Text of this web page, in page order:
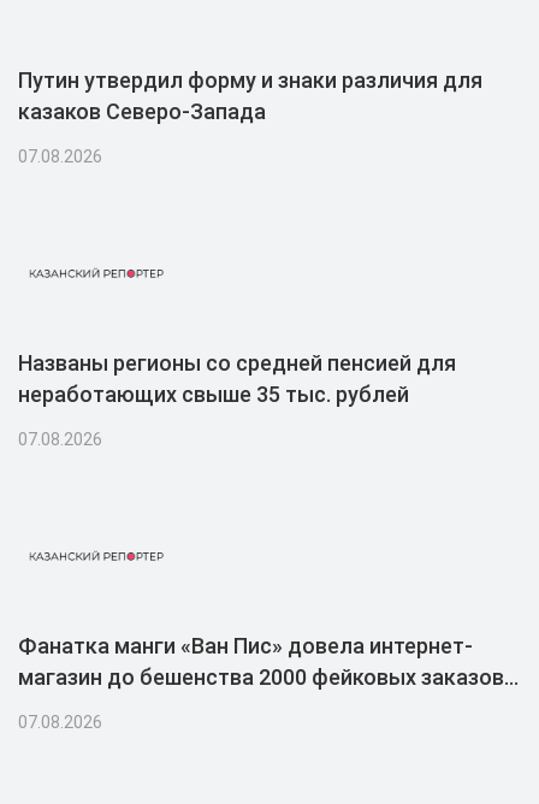
Путин утвердил форму и знаки различия для
казаков Северо-Запада
07.08.2026
Названы регионы со средней пенсией для
неработающих свыше 35 тыс. рублей
07.08.2026
Фанатка манги «Ван Пис» довела интернет-
магазин до бешенства 2000 фейковых заказов и
07.08.2026